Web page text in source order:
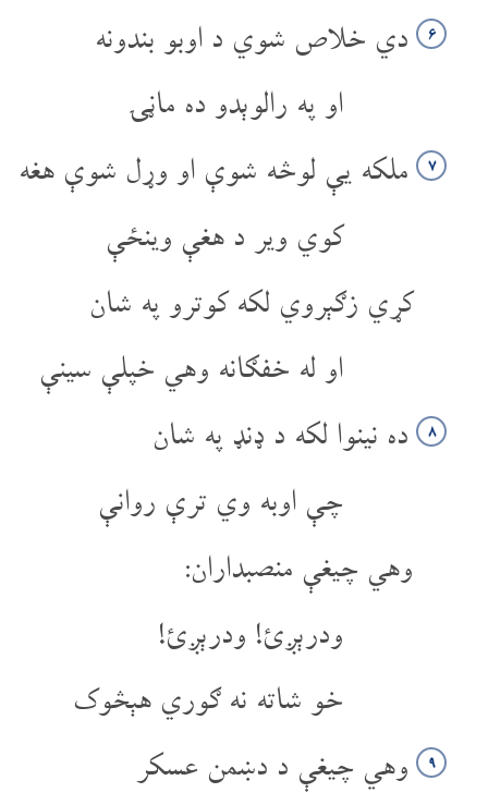
۶ دي خلاص شوي د اوبو بندونه
او په رالوېدو ده ماڼۍ
۷ ملکه یې لوڅه شوې او وړل شوې هغه
کوي ویر د هغې وینځې
کړي زګېروي لکه کوترو په شان
او له خفګانه وهي خپلې سینې
۸ ده نینوا لکه د ډنډ په شان
چې اوبه وي ترې روانې
وهي چیغې منصبداران:
ودرېږئ! ودرېږئ!
خو شاته نه ګوري هېڅوک
۹ وهي چیغې د دښمن عسکر